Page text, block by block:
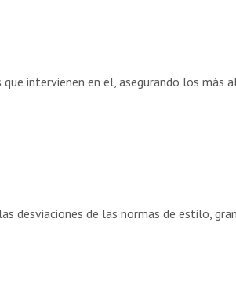
intervienen en él, asegurando los más
desviaciones de las normas de estilo,